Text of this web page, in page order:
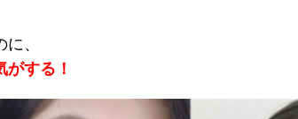
、
する！